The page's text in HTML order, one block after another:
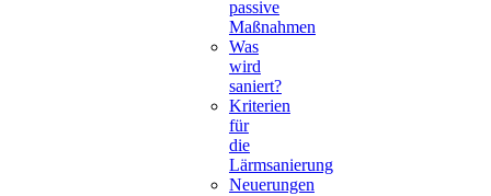
passive
Maßnahmen
Was
wird
saniert?
Kriterien
für
die
Lärmsanierung
Neuerungen